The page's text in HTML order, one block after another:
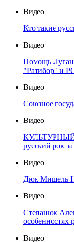
Видео
Кто такие
Видео
Помощь
"Ратибор" и
Видео
Союзное
Видео
КУЛЬТУРНЫЙ
русский рок
Видео
Дюк Мишель
Видео
Степанюк
особенностях
Видео